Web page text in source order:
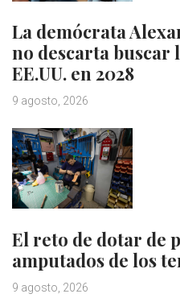
La demócrata
no descarta buscar
EE.UU. en 2028
9 agosto, 2026
El reto de dotar de
amputados de los
9 agosto, 2026